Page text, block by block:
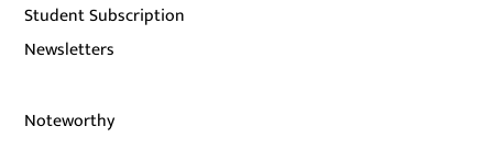
Student Subscription
Newsletters
Noteworthy